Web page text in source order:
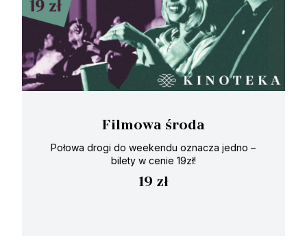
Filmowa środa
Połowa drogi do weekendu oznacza jedno –
bilety w cenie 19zł!
19 zł